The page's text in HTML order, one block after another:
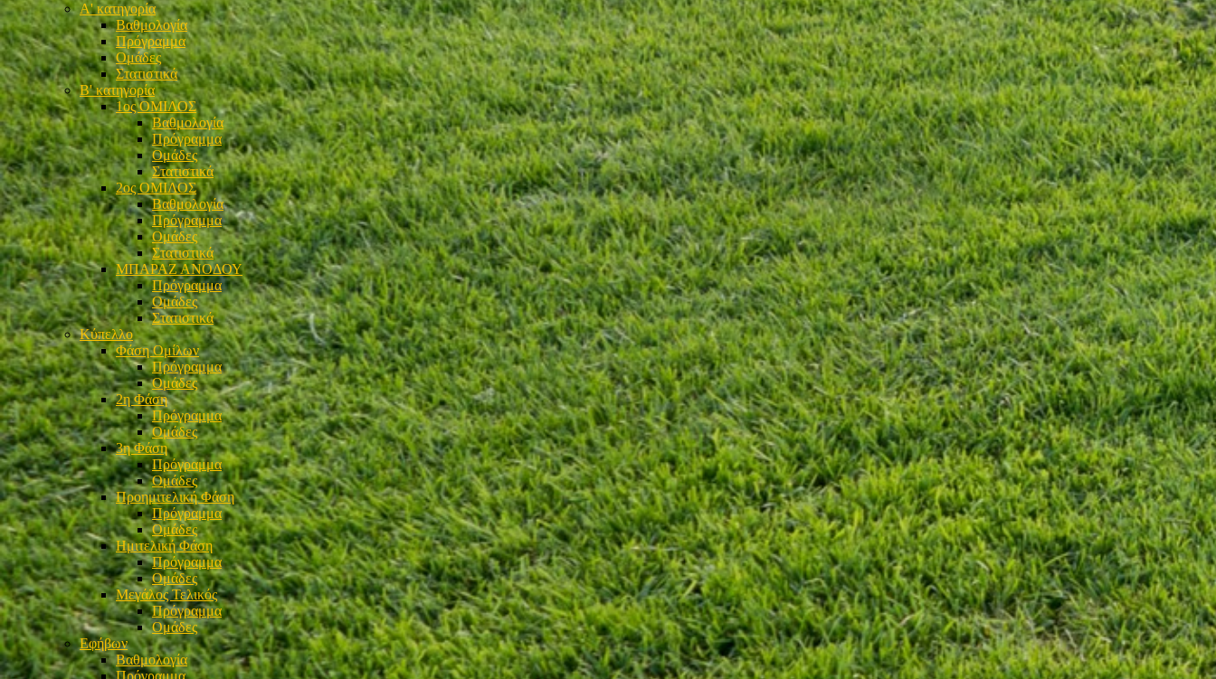
Α' κατηγορία
Βαθμολογία
Πρόγραμμα
Ομάδες
Στατιστικά
Β' κατηγορία
1ος ΟΜΙΛΟΣ
Βαθμολογία
Πρόγραμμα
Ομάδες
Στατιστικά
2ος ΟΜΙΛΟΣ
Βαθμολογία
Πρόγραμμα
Ομάδες
Στατιστικά
ΜΠΑΡΑΖ ΑΝΟΔΟΥ
Πρόγραμμα
Ομάδες
Στατιστικά
Κύπελλο
Φάση Ομίλων
Πρόγραμμα
Ομάδες
2η Φάση
Πρόγραμμα
Ομάδες
3η Φάση
Πρόγραμμα
Ομάδες
Προημιτελική Φάση
Πρόγραμμα
Ομάδες
Ημιτελική Φάση
Πρόγραμμα
Ομάδες
Μεγάλος Τελικός
Πρόγραμμα
Ομάδες
Εφήβων
Βαθμολογία
Πρόγραμμα